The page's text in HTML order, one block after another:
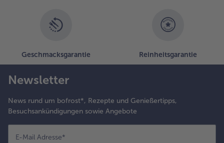
Geschmacksgarantie Reinheitsgarantie
Newsletter
News rund um bofrost*, Rezepte und Genießertipps,
Besuchsankündigungen sowie Angebote
E-Mail Adresse*